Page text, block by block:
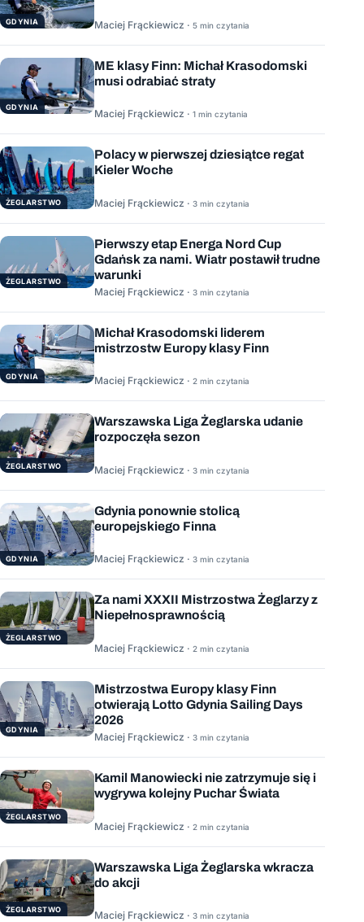
GDYNIA Maciej Frąckiewicz · 5 min czytania
GDYNIA
ME klasy Finn: Michał Krasodomski
musi odrabiać straty
Maciej Frąckiewicz · 1 min czytania
ŻEGLARSTWO
Polacy w pierwszej dziesiątce regat
Kieler Woche
Maciej Frąckiewicz · 3 min czytania
ŻEGLARSTWO
Pierwszy etap Energa Nord Cup
Gdańsk za nami. Wiatr postawił trudne
warunki
Maciej Frąckiewicz · 3 min czytania
GDYNIA
Michał Krasodomski liderem
mistrzostw Europy klasy Finn
Maciej Frąckiewicz · 2 min czytania
ŻEGLARSTWO
Warszawska Liga Żeglarska udanie
rozpoczęła sezon
Maciej Frąckiewicz · 3 min czytania
GDYNIA
Gdynia ponownie stolicą
europejskiego Finna
Maciej Frąckiewicz · 3 min czytania
ŻEGLARSTWO
Za nami XXXII Mistrzostwa Żeglarzy z
Niepełnosprawnością
Maciej Frąckiewicz · 2 min czytania
GDYNIA
Mistrzostwa Europy klasy Finn
otwierają Lotto Gdynia Sailing Days
2026
Maciej Frąckiewicz · 3 min czytania
ŻEGLARSTWO
Kamil Manowiecki nie zatrzymuje się i
wygrywa kolejny Puchar Świata
Maciej Frąckiewicz · 2 min czytania
ŻEGLARSTWO
Warszawska Liga Żeglarska wkracza
do akcji
Maciej Frąckiewicz · 3 min czytania